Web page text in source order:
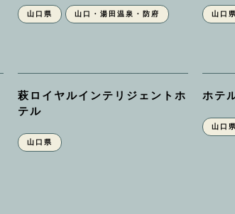
山口県 山口・湯田温泉・防府 山口県
萩ロイヤルインテリジェントホ
テル
山口県
ホテ
山口県